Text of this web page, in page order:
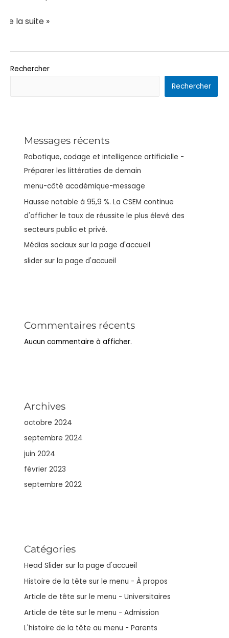
Lire la suite »
Rechercher
Rechercher
Messages récents
Robotique, codage et intelligence artificielle -
Préparer les littératies de demain
menu-côté académique-message
Hausse notable à 95,9 %. La CSEM continue
d'afficher le taux de réussite le plus élevé des
secteurs public et privé.
Médias sociaux sur la page d'accueil
slider sur la page d'accueil
Commentaires récents
Aucun commentaire à afficher.
Archives
octobre 2024
septembre 2024
juin 2024
février 2023
septembre 2022
Catégories
Head Slider sur la page d'accueil
Histoire de la tête sur le menu - À propos
Article de tête sur le menu - Universitaires
Article de tête sur le menu - Admission
L'histoire de la tête au menu - Parents